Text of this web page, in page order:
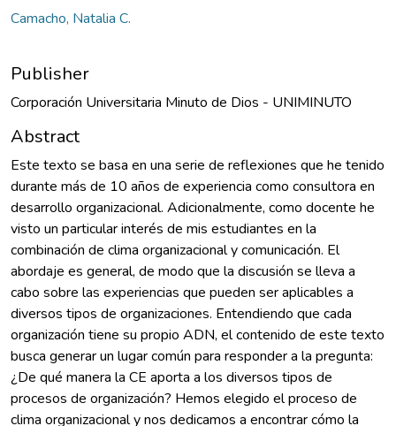
Camacho, Natalia C.
Publisher
Corporación Universitaria Minuto de Dios - UNIMINUTO
Abstract
Este texto se basa en una serie de reflexiones que he tenido
durante más de 10 años de experiencia como consultora en
desarrollo organizacional. Adicionalmente, como docente he
visto un particular interés de mis estudiantes en la
combinación de clima organizacional y comunicación. El
abordaje es general, de modo que la discusión se lleva a
cabo sobre las experiencias que pueden ser aplicables a
diversos tipos de organizaciones. Entendiendo que cada
organización tiene su propio ADN, el contenido de este texto
busca generar un lugar común para responder a la pregunta:
¿De qué manera la CE aporta a los diversos tipos de
procesos de organización? Hemos elegido el proceso de
clima organizacional y nos dedicamos a encontrar cómo la